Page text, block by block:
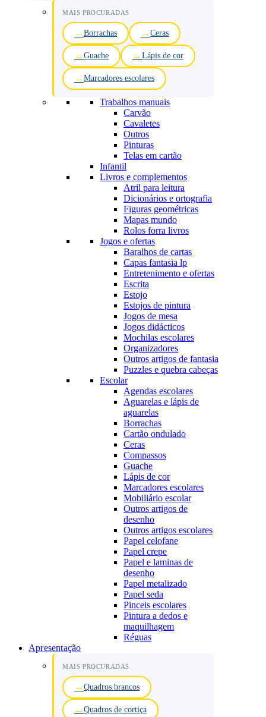
MAIS PROCURADAS
Borrachas Ceras
Guache Lápis de cor
Marcadores escolares
Trabalhos manuais
Carvão
Cavaletes
Outros
Pinturas
Telas em cartão
Infantil
Livros e complementos
Atril para leitura
Dicionários e ortografia
Figuras geométricas
Mapas mundo
Rolos forra livros
Jogos e ofertas
Baralhos de cartas
Capas fantasia lp
Entretenimento e ofertas
Escrita
Estojo
Estojos de pintura
Jogos de mesa
Jogos didácticos
Mochilas escolares
Organizadores
Outros artigos de fantasia
Puzzles e quebra cabeças
Escolar
Agendas escolares
Aguarelas e lápis de
aguarelas
Borrachas
Cartão ondulado
Ceras
Compassos
Guache
Lápis de cor
Marcadores escolares
Mobiliário escolar
Outros artigos de
desenho
Outros artigos escolares
Papel celofane
Papel crepe
Papel e laminas de
desenho
Papel metalizado
Papel seda
Pinceis escolares
Pintura a dedos e
maquilhagem
Réguas
Apresentação
MAIS PROCURADAS
Quadros brancos
Quadros de cortiça